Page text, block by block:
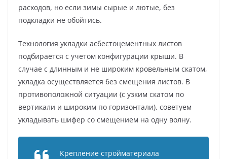
расходов, но если зимы сырые и лютые, без
подкладки не обойтись.
Технология укладки асбестоцементных листов
подбирается с учетом конфигурации крыши. В
случае с длинным и не широким кровельным скатом,
укладка осуществляется без смещения листов. В
противоположной ситуации (с узким скатом по
вертикали и широким по горизонтали), советуем
укладывать шифер со смещением на одну волну.
Крепление стройматериала